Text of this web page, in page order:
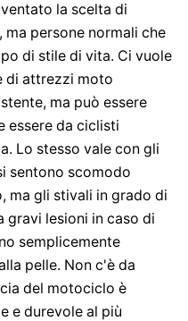
la scelta di
persone normali che
di stile di vita. Ci vuole
di attrezzi moto
ma può essere
essere da ciclisti
Lo stesso vale con gli
sentono scomodo
ma gli stivali in grado di
gravi lesioni in caso di
semplicemente
pelle. Non c'è da
del motociclo è
e durevole al più